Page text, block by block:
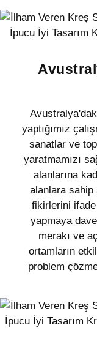
yaptığımız
sanatlar ve
yaratmamızı
alanlarına
alanlara sahip
fikirlerini
yapmaya
merakı ve
ortamların
problem